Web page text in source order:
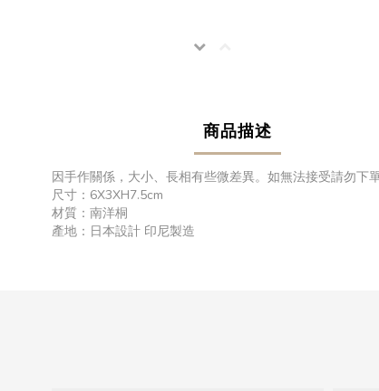
商品描述
因手作關係，大小、長相有些微差異。如無法接受請勿下
尺寸：6X3XH7.5cm
材質：南洋桐
產地：日本設計 印尼製造